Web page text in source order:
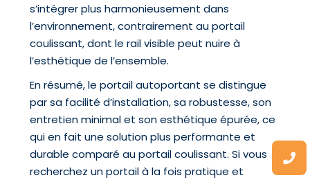
s’intégrer plus harmonieusement dans
l’environnement, contrairement au portail
coulissant, dont le rail visible peut nuire à
l’esthétique de l’ensemble.
En résumé, le portail autoportant se distingue
par sa facilité d’installation, sa robustesse, son
entretien minimal et son esthétique épurée, ce
qui en fait une solution plus performante et
durable comparé au portail coulissant. Si vous
recherchez un portail à la fois pratique et